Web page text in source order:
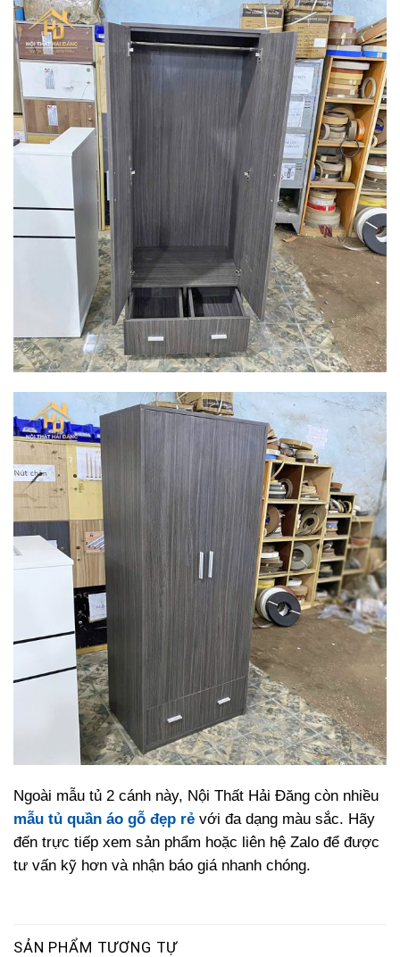
Ngoài mẫu tủ 2 cánh này, Nội Thất Hải Đăng còn nhiều
mẫu tủ quần áo gỗ đẹp rẻ với đa dạng màu sắc. Hãy
đến trực tiếp xem sản phẩm hoặc liên hệ Zalo để được
tư vấn kỹ hơn và nhận báo giá nhanh chóng.
SẢN PHẨM TƯƠNG TỰ